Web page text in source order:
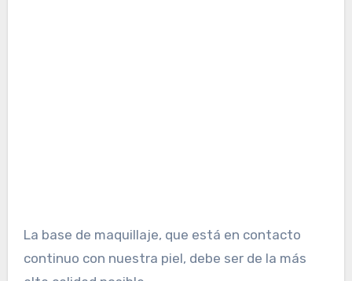
La base de maquillaje, que está en contacto
continuo con nuestra piel, debe ser de la más